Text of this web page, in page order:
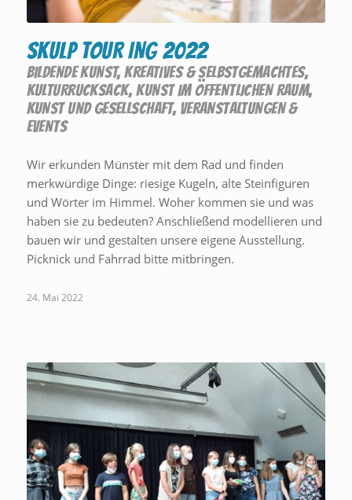
SKULP TOUR ING 2022
BILDENDE KUNST,KREATIVES & SELBSTGEMACHTES,
KULTURRUCKSACK,KUNST IM ÖFFENTLICHEN RAUM,
KUNST UND GESELLSCHAFT, VERANSTALTUNGEN &
EVENTS
Wir erkunden Münster mit dem Rad und finden
merkwürdige Dinge: riesige Kugeln, alte Steinfiguren
und Wörter im Himmel. Woher kommen sie und was
haben sie zu bedeuten? Anschließend modellieren und
bauen wir und gestalten unsere eigene Ausstellung.
Picknick und Fahrrad bitte mitbringen.
24. Mai 2022